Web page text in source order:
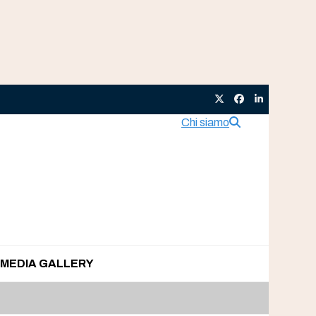
TwitterFacebook
LinkedIn
Chi siamo
MEDIA GALLERY